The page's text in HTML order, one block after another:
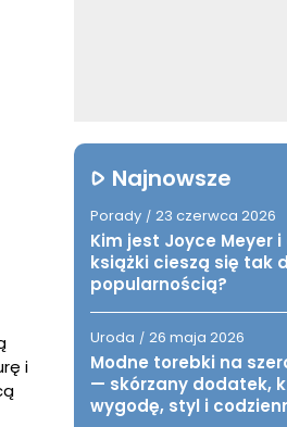
i
Najnowsze
Porady / 23 czerwca 2026
Kim jest Joyce Meyer
książki cieszą się tak
popularnością?
Uroda / 26 maja 2026
Modne torebki na
— skórzany dodatek,
wygodę, styl i